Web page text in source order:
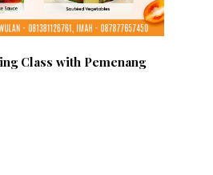
Class with Pemenang